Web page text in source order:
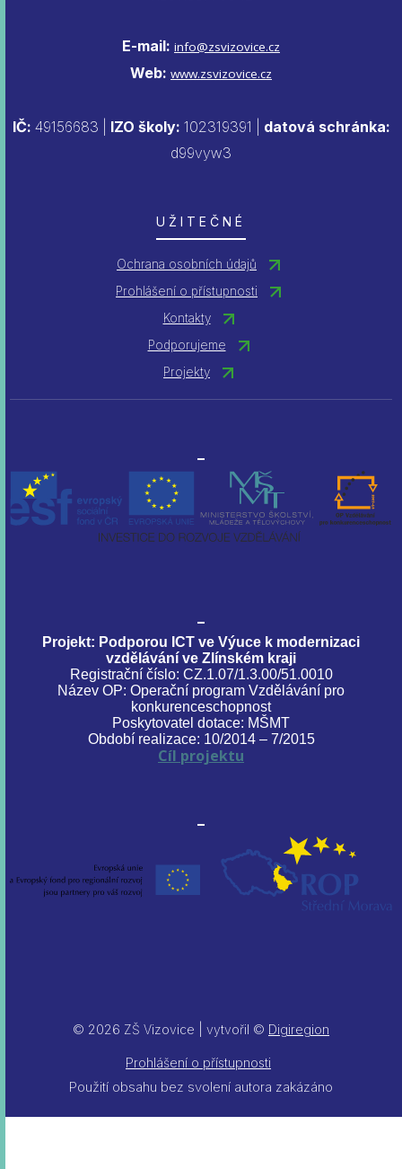
E-mail: info@zsvizovice.cz
Web: www.zsvizovice.cz
IČ: 49156683 | IZO školy: 102319391 | datová schránka:
d99vyw3
UŽITEČNÉ
Ochrana osobních údajů
Prohlášení o přístupnosti
Kontakty
Podporujeme
Projekty
Projekt: Podporou ICT ve Výuce k modernizaci
vzdělávání ve Zlínském kraji
Registrační číslo: CZ.1.07/1.3.00/51.0010
Název OP: Operační program Vzdělávání pro
konkurenceschopnost
Poskytovatel dotace: MŠMT
Období realizace: 10/2014 – 7/2015
Cíl projektu
© 2026 ZŠ Vizovice | vytvořil © Digiregion
Prohlášení o přístupnosti
Použití obsahu bez svolení autora zakázáno